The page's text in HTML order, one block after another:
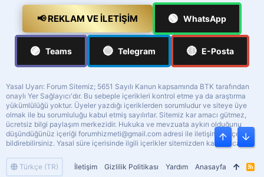
Türkçe (TR) İletişim Gizlilik Politikası Yardım Anasayfa
R
📢 REKLAM VE İLETIŞIM 🟢 WhatsApp
🟣 Teams 🔵 Telegram 🔴 E-Posta
Yasal Uyarı: Forum Sitemiz; 5651 Sayılı Kanun kapsamında BTK tarafından
onaylı Yer Sağlayıcı'dır. Bu sebeple içerikleri kontrol etme ya da araştırma
yükümlülüğü yoktur. Üyeler yazdığı içeriklerden sorumludur ve siteye üye
olmak ile bu sorumluluğu kabul etmiş sayılırlar. Sitemiz kar amacı gütmez,
ücretsiz bilgi paylaşım merkezidir. Hukuka ve mevzuata aykırı olduğunu
düşündüğünüz içeriği forumhizmeti@gmail.com adresi ile iletişime geçerek
bildirebilirsiniz. Yasal süre içerisinde ilgili içerikler sitemizden kaldırılacaktır.
Üst Alt